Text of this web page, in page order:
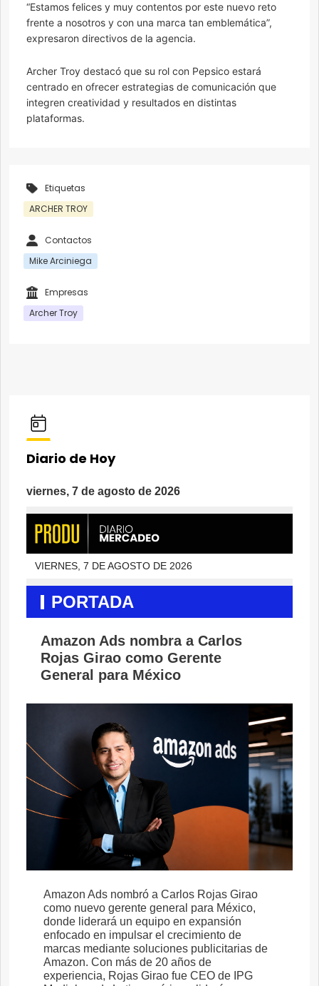
“Estamos felices y muy contentos por este nuevo reto
frente a nosotros y con una marca tan emblemática”,
expresaron directivos de la agencia.
Archer Troy destacó que su rol con Pepsico estará
centrado en ofrecer estrategias de comunicación que
integren creatividad y resultados en distintas
plataformas.
Etiquetas
ARCHER TROY
Contactos
Mike Arciniega
Empresas
Archer Troy
Diario de Hoy
viernes, 7 de agosto de 2026